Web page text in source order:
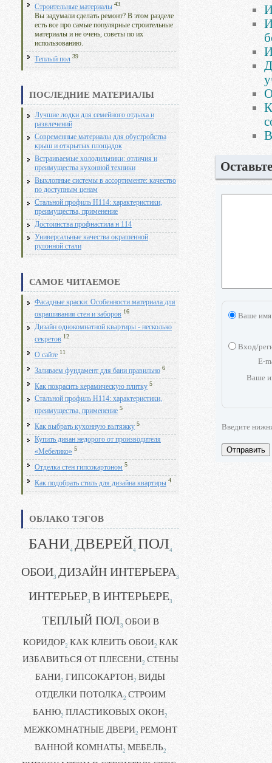
Строительные материалы 43
Вы задумали сделать ремонт? В этом разделе
есть все про самые популярные строительные
материалы и не очень, советы по их
использованию.
Теплый пол 39
ПОСЛЕДНИЕ МАТЕРИАЛЫ
Лучшие лодки для семейного отдыха и
развлечений
Современные материалы для обустройства
крыш и открытых площадок
Встраиваемые холодильники: отличия и
преимущества кухонной техники
Выхлопные системы в ассортименте: качество
по доступным ценам
Стальной профиль Н114: характеристики,
преимущества, применение
Достоинства профнастила н 114
Универсальные качества окрашенной
рулонной стали
САМОЕ ЧИТАЕМОЕ
Фасадные краски: Особенности материала для
окрашивания стен и заборов 16
Дизайн однокомнатной квартиры - несколько
секретов 12
О сайте 11
Заливаем фундамент для бани правильно 6
Как покрасить керамическую плитку 5
Стальной профиль Н114: характеристики,
преимущества, применение 5
Как выбрать кухонную вытяжку 5
Купить диван недорого от производителя
«Мебелико» 5
Отделка стен гипсокартоном 5
Как подобрать стиль для дизайна квартиры 4
ОБЛАКО ТЭГОВ
БАНИ4 ДВЕРЕЙ4 ПОЛ4
ОБОИ3 ДИЗАЙН ИНТЕРЬЕРА3
ИНТЕРЬЕР3 В ИНТЕРЬЕРЕ3
ТЕПЛЫЙ ПОЛ3 ОБОИ В
КОРИДОР2 КАК КЛЕИТЬ ОБОИ2 КАК
ИЗБАВИТЬСЯ ОТ ПЛЕСЕНИ2 СТЕНЫ
БАНИ2 ГИПСОКАРТОН2 ВИДЫ
ОТДЕЛКИ ПОТОЛКА2 СТРОИМ
БАНЮ2 ПЛАСТИКОВЫХ ОКОН2
МЕЖКОМНАТНЫЕ ДВЕРИ2 РЕМОНТ
ВАННОЙ КОМНАТЫ2 МЕБЕЛЬ2
Ваше имя
Вход/
E-
Ваше
Введите
Отправить